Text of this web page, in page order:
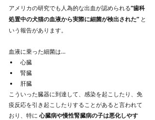
アメリカの研究でも人為的な出血が認められる“歯科
処置中の犬猫の血液から実際に細菌が検出された” と
いう報告があります。
血液に乗った細菌は…
心臓
腎臓
肝臓
こういった臓器に到達して、感染を起こしたり、免
疫反応を引き起こしたりすることがあると言われて
おり、特に 心臓病や慢性腎臓病の子は悪化しやす